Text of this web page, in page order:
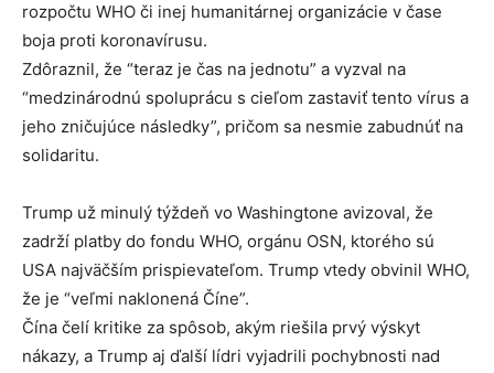
rozpočtu WHO či inej humanitárnej organizácie v čase
boja proti koronavírusu.
Zdôraznil, že “teraz je čas na jednotu” a vyzval na
“medzinárodnú spoluprácu s cieľom zastaviť tento vírus a
jeho zničujúce následky”, pričom sa nesmie zabudnúť na
solidaritu.
Trump už minulý týždeň vo Washingtone avizoval, že
zadrží platby do fondu WHO, orgánu OSN, ktorého sú
USA najväčším prispievateľom. Trump vtedy obvinil WHO,
že je “veľmi naklonená Číne”.
Čína čelí kritike za spôsob, akým riešila prvý výskyt
nákazy, a Trump aj ďalší lídri vyjadrili pochybnosti nad